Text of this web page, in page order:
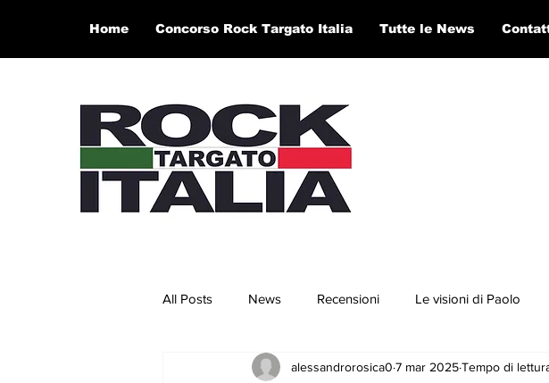
Home Concorso Rock Targato Italia Tutte le News
All Posts News Recensioni Le visioni di Paolo
Concerti e Video Artisti in concorso RTI 2025
alessandrorosica0 7 mar 2025Tempo di